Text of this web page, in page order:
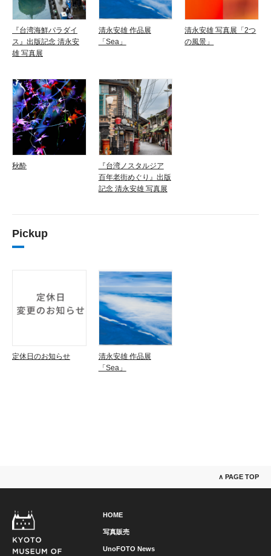
『台湾海鮮パラダイ
ス』出版記念 清永安
雄 写真展
清永安雄 作品展
「Sea」
清永安雄 写真展「2つ
の風景」
秋酔
『台湾ノスタルジア
百年老街めぐり』出版
記念 清永安雄 写真展
Pickup
定休日のお知らせ
清永安雄 作品展
「Sea」
∧ PAGE TOP
HOME
写真販売
UnoFOTO News